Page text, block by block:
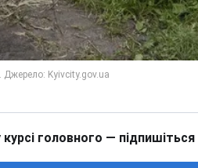
головного —